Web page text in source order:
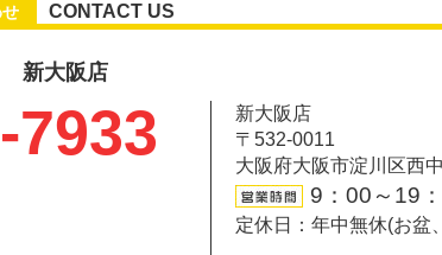
CONTACT US
新大阪店
7933
新大阪店
〒532-0011
大阪府大阪市淀川区西
9：00～19
定休日：年中無休(お盆